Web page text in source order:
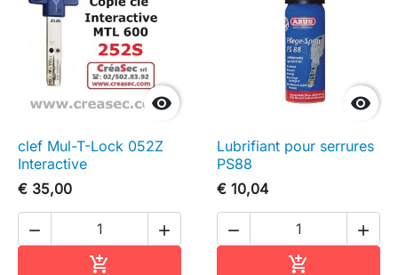

clef Mul-T-Lock 052Z
Interactive
€ 35,00
 


Lubrifiant pour serrures
PS88
€ 10,04
 
